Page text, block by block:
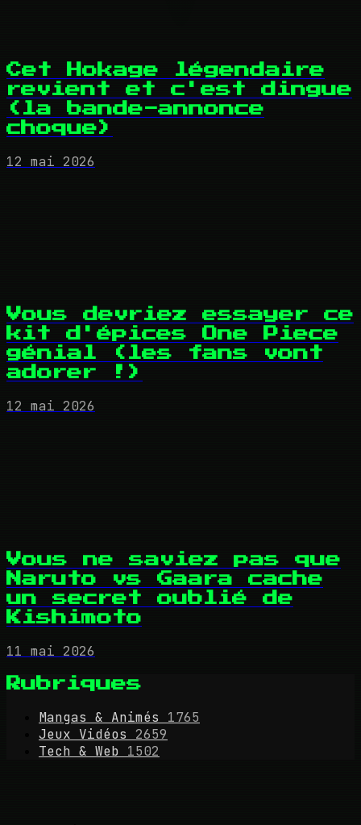
Cet Hokage légendaire
revient et c'est dingue
(la bande-annonce
choque)
12 mai 2026
Vous devriez essayer ce
kit d'épices One Piece
génial (les fans vont
adorer !)
12 mai 2026
Vous ne saviez pas que
Naruto vs Gaara cache
un secret oublié de
Kishimoto
11 mai 2026
Rubriques
Mangas & Animés
1765
Jeux Vidéos
2659
Tech & Web 1502